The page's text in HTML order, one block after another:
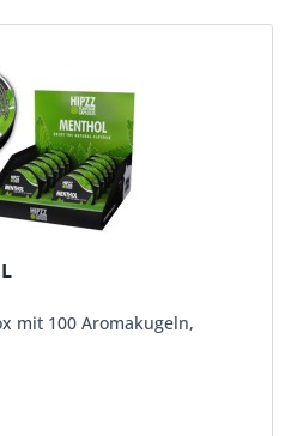
mit 100 Aromakugeln,